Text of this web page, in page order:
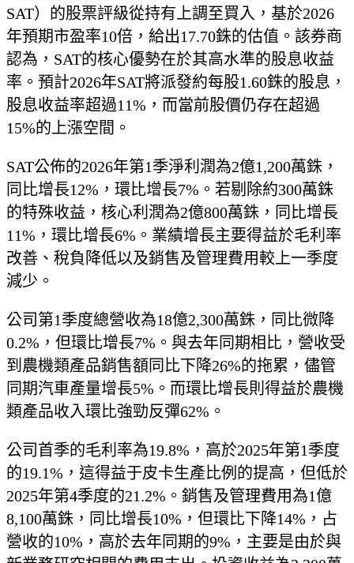
SAT）的股票評級從持有上調至買入，基於2026
年預期市盈率10倍，給出17.70銖的估值。該券商
認為，SAT的核心優勢在於其高水準的股息收益
率。預計2026年SAT將派發約每股1.60銖的股息，
股息收益率超過11%，而當前股價仍存在超過
15%的上漲空間。
SAT公佈的2026年第1季淨利潤為2億1,200萬銖，
同比增長12%，環比增長7%。若剔除約300萬銖
的特殊收益，核心利潤為2億800萬銖，同比增長
11%，環比增長6%。業績增長主要得益於毛利率
改善、稅負降低以及銷售及管理費用較上一季度
減少。
公司第1季度總營收為18億2,300萬銖，同比微降
0.2%，但環比增長7%。與去年同期相比，營收受
到農機類產品銷售額同比下降26%的拖累，儘管
同期汽車產量增長5%。而環比增長則得益於農機
類產品收入環比強勁反彈62%。
公司首季的毛利率為19.8%，高於2025年第1季度
的19.1%，這得益于皮卡生產比例的提高，但低於
2025年第4季度的21.2%。銷售及管理費用為1億
8,100萬銖，同比增長10%，但環比下降14%，占
營收的10%，高於去年同期的9%，主要是由於與